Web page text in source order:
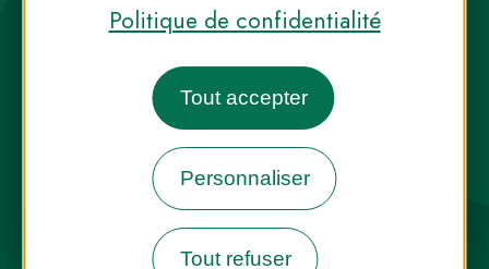
Politique de confidentialité
Tout accepter
Personnaliser
Tout refuser
Destination Parcs, de l’inspiration en
toute saison
INFOS PRESSE
NOUS CONTACTER
NEWSLETTER